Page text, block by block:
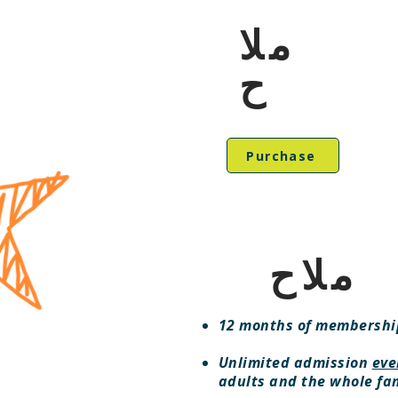
ملا
ح
Purchase
ملاح
12 months of
Unlimited admission
adults and the whole